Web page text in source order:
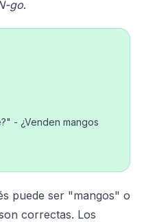
go.
- ¿Venden mangos
puede ser "mangos" o
correctas. Los